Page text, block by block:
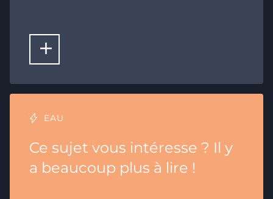
LIRE LA SUITE
EAU
Ce sujet vous intéresse ? Il y
a beaucoup plus à lire !